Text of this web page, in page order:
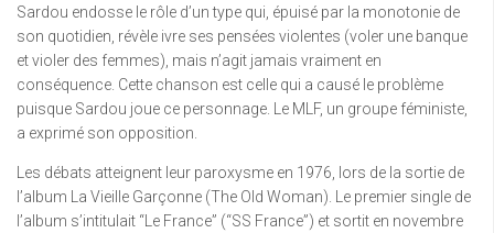
Sardou endosse le rôle d’un type qui, épuisé par la monotonie de
son quotidien, révèle ivre ses pensées violentes (voler une banque
et violer des femmes), mais n’agit jamais vraiment en
conséquence. Cette chanson est celle qui a causé le problème
puisque Sardou joue ce personnage. Le MLF, un groupe féministe,
a exprimé son opposition.
Les débats atteignent leur paroxysme en 1976, lors de la sortie de
l’album La Vieille Garçonne (The Old Woman). Le premier single de
l’album s’intitulait “Le France” (“SS France”) et sortit en novembre